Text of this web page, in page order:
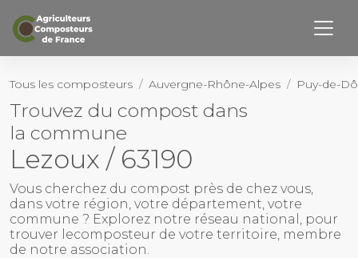
Notre Histoire
Activités
Outils
Tous les composteurs Auvergne-Rhône-Alpes Puy-de-
Trouvez du compost dans
la commune
Lezoux / 63190
Vous cherchez du compost près de chez vous,
dans votre région, votre département, votre
commune ? Explorez notre réseau national, pour
trouver lecomposteur de votre territoire, membre
de notre association.